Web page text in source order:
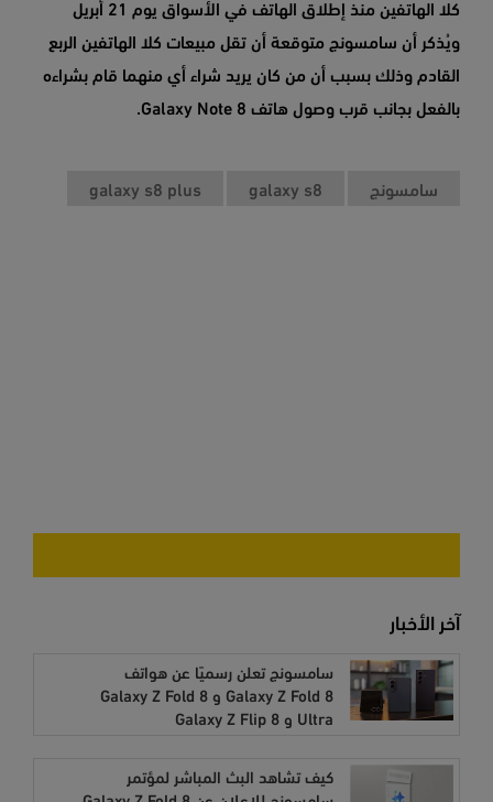
كلا الهاتفين منذ إطلاق الهاتف في الأسواق يوم 21 أبريل
ويُذكر أن سامسونج متوقعة أن تقل مبيعات كلا الهاتفين الربع
القادم وذلك بسبب أن من كان يريد شراء أي منهما قام بشراءه
بالفعل بجانب قرب وصول هاتف Galaxy Note 8.
سامسونج galaxy s8
galaxy s8 plus
آخر الأخبار
سامسونج تعلن رسميًا عن هواتف
Galaxy Z Fold 8 و Galaxy Z Fold 8
Ultra و Galaxy Z Flip 8
كيف تشاهد البث المباشر لمؤتمر